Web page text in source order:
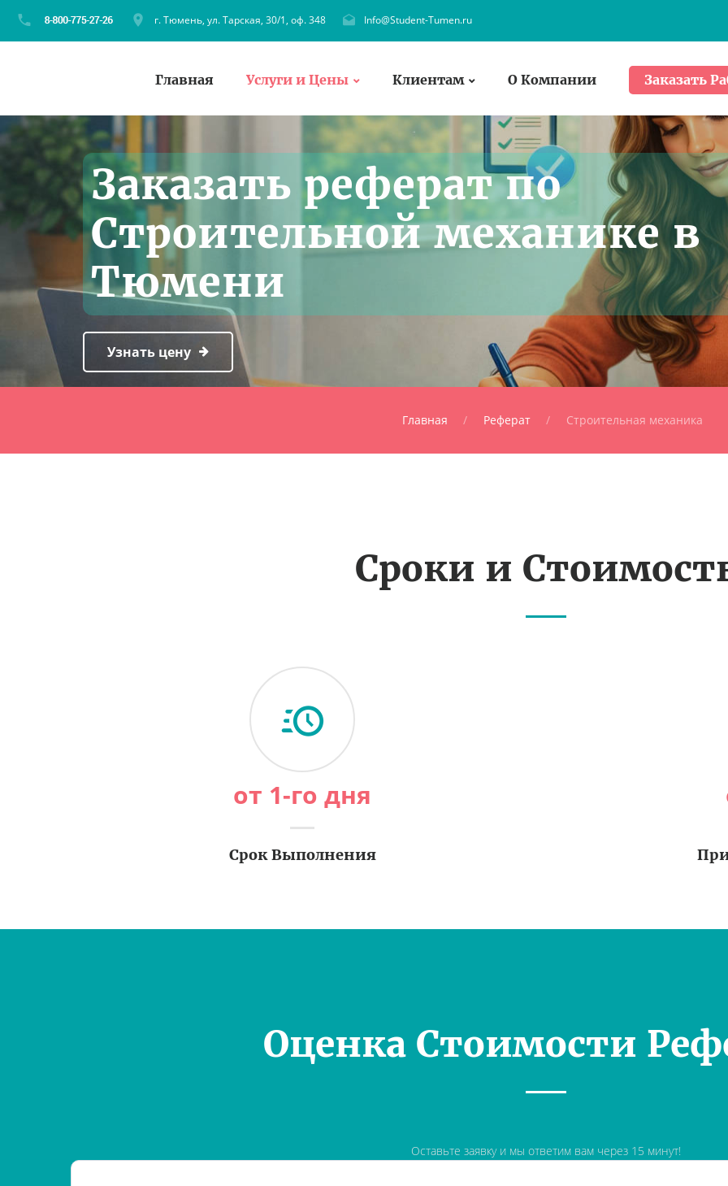
г. Тюмень, ул. Тарская, 30/1, оф. 348 Info@Student-Tumen.ru
Главная Услуги и Цены Клиентам О Компании Заказать
Заказать реферат по
Строительной механике в
Тюмени
Узнать цену
Главная Реферат Строительная механика
Сроки и
от 1-го дня
Срок Выполнения
Оценка Стоимости
Оставьте заявку и мы ответим вам через 15 минут!